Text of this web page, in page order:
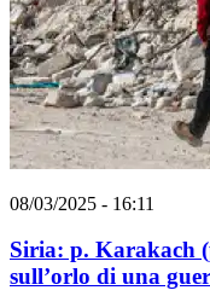
08/03/2025 - 16:11
Siria: p. Karakach
sull’orlo di una